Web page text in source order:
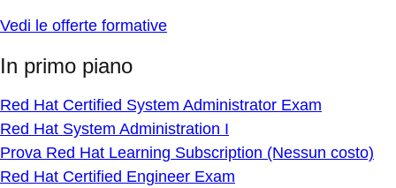
Vedi le offerte formative
In primo piano
Red Hat Certified System Administrator Exam
Red Hat System Administration I
Prova Red Hat Learning Subscription (Nessun costo)
Red Hat Certified Engineer Exam